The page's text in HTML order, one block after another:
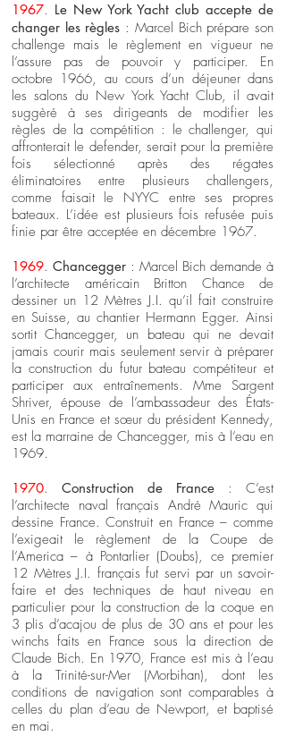
1967. Le New York Yacht club accepte de
changer les règles : Marcel Bich prépare son
challenge mais le règlement en vigueur ne
l’assure pas de pouvoir y participer. En
octobre 1966, au cours d’un déjeuner dans
les salons du New York Yacht Club, il avait
suggèré à ses dirigeants de modifier les
règles de la compétition : le challenger, qui
affronterait le defender, serait pour la première
fois sélectionné après des régates
éliminatoires entre plusieurs challengers,
comme faisait le NYYC entre ses propres
bateaux. L’idée est plusieurs fois refusée puis
finie par être acceptée en décembre 1967.
1969. Chancegger : Marcel Bich demande à
l’architecte américain Britton Chance de
dessiner un 12 Mètres J.I. qu’il fait construire
en Suisse, au chantier Hermann Egger. Ainsi
sortit Chancegger, un bateau qui ne devait
jamais courir mais seulement servir à préparer
la construction du futur bateau compétiteur et
participer aux entraînements. Mme Sargent
Shriver, épouse de l’ambassadeur des États-
Unis en France et sœur du président Kennedy,
est la marraine de Chancegger, mis à l’eau en
1969.
1970. Construction de France : C’est
l’architecte naval français André Mauric qui
dessine France. Construit en France – comme
l’exigeait le règlement de la Coupe de
l’America – à Pontarlier (Doubs), ce premier
12 Mètres J.I. français fut servi par un savoir-
faire et des techniques de haut niveau en
particulier pour la construction de la coque en
3 plis d’acajou de plus de 30 ans et pour les
winchs faits en France sous la direction de
Claude Bich. En 1970, France est mis à l’eau
à la Trinité-sur-Mer (Morbihan), dont les
conditions de navigation sont comparables à
celles du plan d’eau de Newport, et baptisé
en mai.